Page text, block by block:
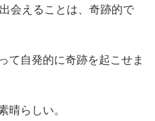
会えることは、奇跡的で
て自発的に奇跡を起こせま
晴らしい。